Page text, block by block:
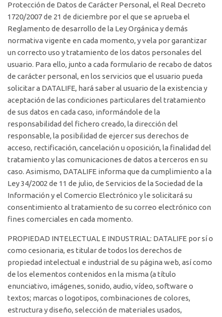
Protección de Datos de Carácter Personal, el Real Decreto
1720/2007 de 21 de diciembre por el que se aprueba el
Reglamento de desarrollo de la Ley Orgánica y demás
normativa vigente en cada momento, y vela por garantizar
un correcto uso y tratamiento de los datos personales del
usuario. Para ello, junto a cada formulario de recabo de datos
de carácter personal, en los servicios que el usuario pueda
solicitar a DATALIFE, hará saber al usuario de la existencia y
aceptación de las condiciones particulares del tratamiento
de sus datos en cada caso, informándole de la
responsabilidad del fichero creado, la dirección del
responsable, la posibilidad de ejercer sus derechos de
acceso, rectificación, cancelación u oposición, la finalidad del
tratamiento y las comunicaciones de datos a terceros en su
caso. Asimismo, DATALIFE informa que da cumplimiento a la
Ley 34/2002 de 11 de julio, de Servicios de la Sociedad de la
Información y el Comercio Electrónico y le solicitará su
consentimiento al tratamiento de su correo electrónico con
fines comerciales en cada momento.
PROPIEDAD INTELECTUAL E INDUSTRIAL: DATALIFE por sí o
como cesionaria, es titular de todos los derechos de
propiedad intelectual e industrial de su página web, así como
de los elementos contenidos en la misma (a título
enunciativo, imágenes, sonido, audio, vídeo, software o
textos; marcas o logotipos, combinaciones de colores,
estructura y diseño, selección de materiales usados,